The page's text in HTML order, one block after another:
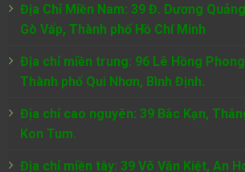
Địa Chỉ Miền Nam: 39 Đ. Dương
Gò Vấp, Thành phố Hồ Chí Minh
Địa chỉ miền trung: 96 Lê Hồng
Thành phố Qui Nhơn, Bình Định.
Địa chỉ cao nguyên: 39 Bắc Kạn,
Kon Tum.
Địa chỉ miền tây: 39 Võ Văn Kiệt, An